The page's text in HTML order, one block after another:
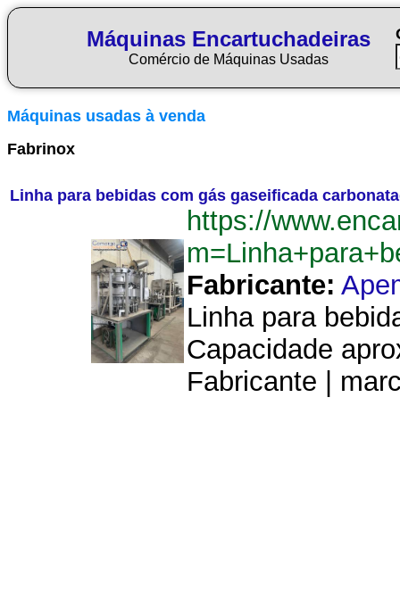
Máquinas Encartuchadeiras
Comércio de Máquinas Usadas
Máquinas usadas à venda
Fabrinox
Linha para bebidas com gás gaseificada
https://
Fabricante:
Linha para
Capacidade
Fabricante |